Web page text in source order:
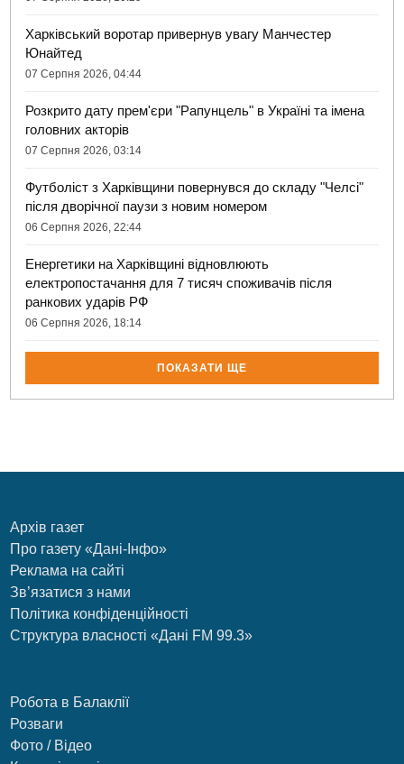
Харківський воротар привернув увагу Манчестер
Юнайтед
07 Серпня 2026, 04:44
Розкрито дату прем'єри "Рапунцель" в Україні та імена
головних акторів
07 Серпня 2026, 03:14
Футболіст з Харківщини повернувся до складу "Челсі"
після дворічної паузи з новим номером
06 Серпня 2026, 22:44
Енергетики на Харківщині відновлюють
електропостачання для 7 тисяч споживачів після
ранкових ударів РФ
06 Серпня 2026, 18:14
ПОКАЗАТИ ЩЕ
Архів газет
Про газету «Дані-Інфо»
Реклама на сайті
Зв’язатися з нами
Політика конфіденційності
Структура власності «Дані FM 99.3»
Робота в Балаклії
Розваги
Фото / Відео